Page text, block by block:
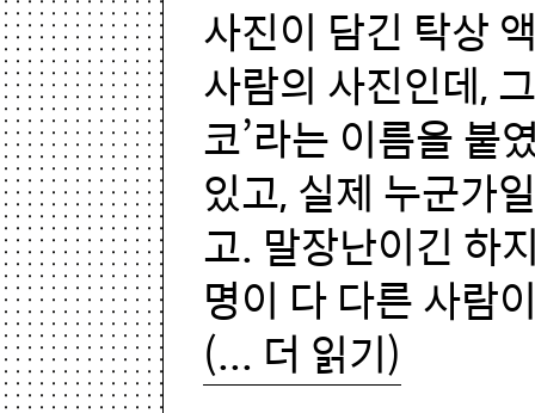
사진이 담긴 탁상
사람의 사진인데,
코’라는 이름을 붙
있고, 실제 누군가
고. 말장난이긴 하
명이 다 다른 사람
(... 더 읽기)